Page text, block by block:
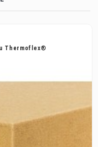
Thermoflex®